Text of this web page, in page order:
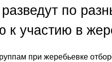
по
участию в
при жеребьевке